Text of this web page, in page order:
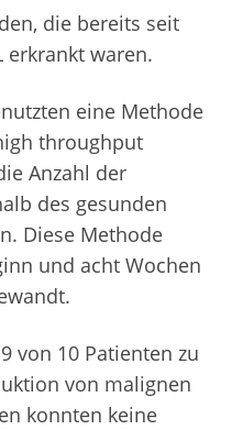
die bereits seit
erkrankt waren.
eine Methode
throughput
Anzahl der
des gesunden
Diese Methode
und acht Wochen
von 10 Patienten zu
von malignen
konnten keine